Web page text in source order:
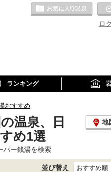
ロ
お気
ランキング
おすすめ
温泉、日
め1選
地
パー銭湯を検索
並び替え おすすめ順